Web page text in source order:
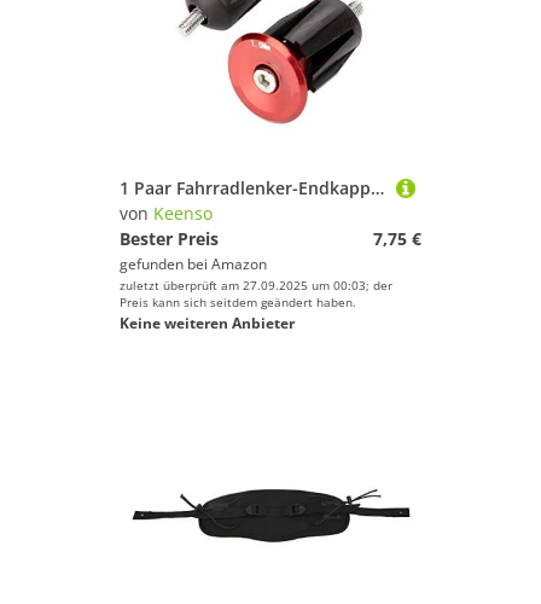
1 Paar Fahrradlenker-Endkappen, aus Aluminiumlegierung, Endkappe für Fahrradlenker (rot)
von Keenso
Bester Preis
7,75 €
gefunden bei Amazon
zuletzt überprüft am 27.09.2025 um 00:03; der
Preis kann sich seitdem geändert haben.
Keine weiteren Anbieter